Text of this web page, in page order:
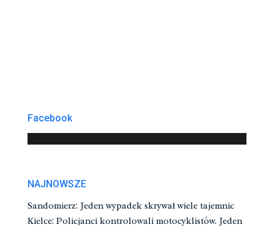
Facebook
NAJNOWSZE
Sandomierz: Jeden wypadek skrywał wiele tajemnic
Kielce: Policjanci kontrolowali motocyklistów. Jeden